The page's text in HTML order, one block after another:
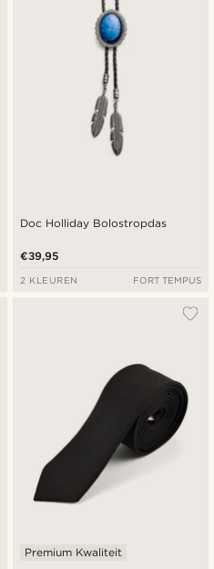
Doc Holliday Bolostropdas
€39,95
2 KLEUREN FORT TEMPUS
Premium Kwaliteit